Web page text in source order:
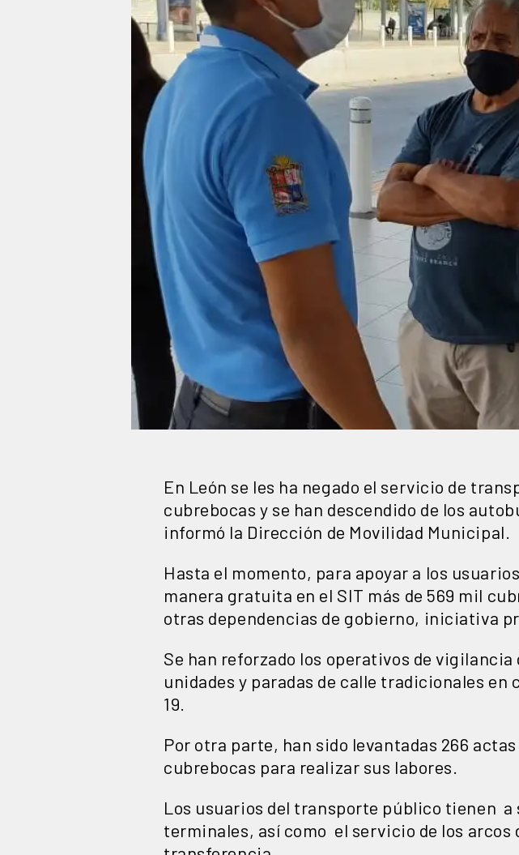
En León se les ha negado el servicio de
cubrebocas y se han descendido de los
informó la Dirección de Movilidad Municipal.
Hasta el momento, para apoyar a los
manera gratuita en el SIT más de 569 mil
otras dependencias de gobierno, iniciativa
Se han reforzado los operativos de
unidades y paradas de calle tradicionales
19.
Por otra parte, han sido levantadas 266
cubrebocas para realizar sus labores.
Los usuarios del transporte público tienen
terminales, así como el servicio de los